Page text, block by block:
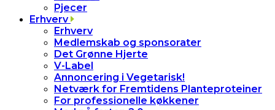
Pjecer
Erhverv
Erhverv
Medlemskab og sponsorater
Det Grønne Hjerte
V-Label
Annoncering i Vegetarisk!
Netværk for Fremtidens Planteproteiner
For professionelle køkkener